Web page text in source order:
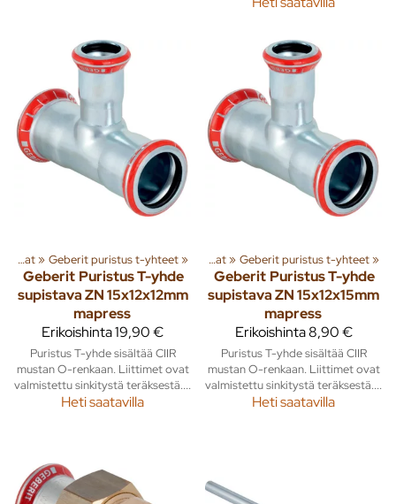
Geberit Sinkityt puristusliitosputket ja osat‪» Geberit puristus t-yhteet‪»
Geberit Puristus T-yhde
supistava ZN 15x12x12mm
mapress
Erikoishinta19,90 €
Puristus T-yhde sisältää CIIR
mustan O-renkaan. Liittimet ovat
valmistettu sinkitystä teräksestä....
Heti saatavilla
Geberit Sinkityt puristusliitosputket ja osat‪» Geberit puristus t-yhteet‪»
Geberit Puristus T-yhde
supistava ZN 15x12x15mm
mapress
Erikoishinta8,90 €
Puristus T-yhde sisältää CIIR
mustan O-renkaan. Liittimet ovat
valmistettu sinkitystä teräksestä....
Heti saatavilla